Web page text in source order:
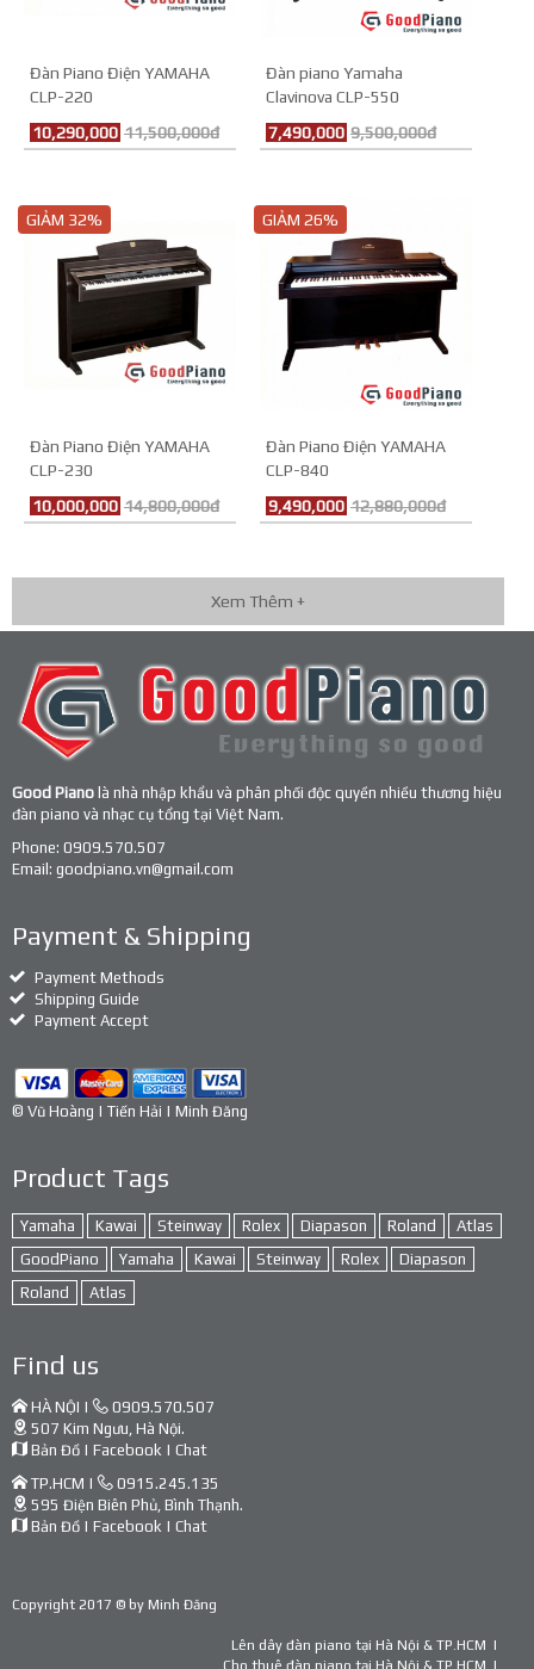
Đàn Piano Điện YAMAHA
CLP-220
10,290,000 11,500,000đ
Đàn piano Yamaha
Clavinova CLP-550
7,490,000 9,500,000đ
GIẢM 32%
Đàn Piano Điện YAMAHA
CLP-230
10,000,000 14,800,000đ
GIẢM 26%
Đàn Piano Điện YAMAHA
CLP-840
9,490,000 12,880,000đ
Xem Thêm +
Good Piano là nhà nhập khẩu và phân phối độc quyền nhiều thương hiệu
đàn piano và nhạc cụ tổng tại Việt Nam.
Phone: 0909.570.507
Email: goodpiano.vn@gmail.com
Payment & Shipping
Payment Methods
Shipping Guide
Payment Accept
© Vũ Hoàng | Tiến Hải | Minh Đăng
Product Tags
Yamaha Kawai Steinway Rolex Diapason Roland
Atlas
GoodPiano
Yamaha Kawai Steinway Rolex
Diapason
Roland
Atlas
Find us
HÀ NỘI |
0909.570.507
507 Kim Ngưu, Hà Nội.
Bản Đồ | Facebook | Chat
TP.HCM |
0915.245.135
595 Điện Biên Phủ, Bình Thạnh.
Bản Đồ | Facebook | Chat
Copyright 2017 © by Minh Đăng
Lên dây đàn piano tại Hà Nội & TP.HCM
Cho thuê đàn piano tại Hà Nội & TP.HCM